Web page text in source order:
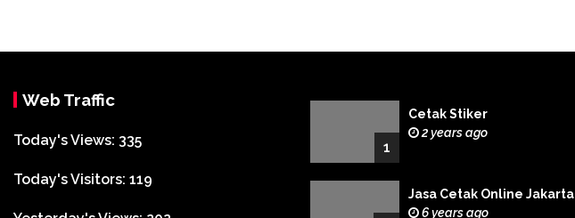
Web Traffic
Today's Views: 335
Today's Visitors: 119
1
Cetak Stiker
2 years ago
Jasa Cetak Online Jakarta
6 years ago